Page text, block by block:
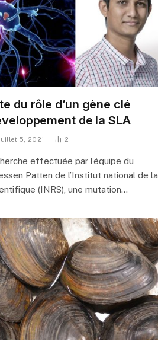
du rôle d’un gène clé
de la SLA
5, 2021 2
effectuée par l’équipe du
Patten de l’Institut national de la
(INRS), une mutation…